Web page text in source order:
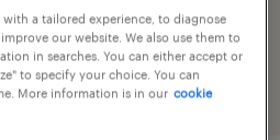
a tailored experience, to diagnose
our website. We also use them to
in searches. You can either accept or
to specify your choice. You can
More information is in our cookie